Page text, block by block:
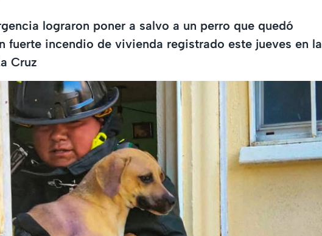
lograron poner a salvo a un perro que quedó
fuerte incendio de vivienda registrado este jueves en la
Cruz